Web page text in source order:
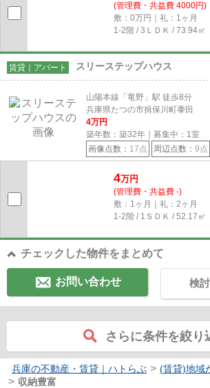
(管理費・共益費 4000円)
敷：0万円｜礼：1ヶ月
1-2階 / 3ＬＤＫ / 73.94㎡
賃貸｜アパート スリーステップハウス
山陽本線「竜野」駅 徒歩8分
兵庫県たつの市揖保川町黍田
4万円
築年数：築32年｜募集中： 1室
画像点数： 17点 周辺点数： 9点
4万円
(管理費・共益費 -)
敷：1ヶ月｜礼：2ヶ月
1-2階 / 1ＳＤＫ / 52.17㎡
チェックした物件をまとめて
お問い合わせ 検
さらに条件を絞り
兵庫の不動産・賃貸｜ハトらぶ > (賃貸)地域
> 収納豊富